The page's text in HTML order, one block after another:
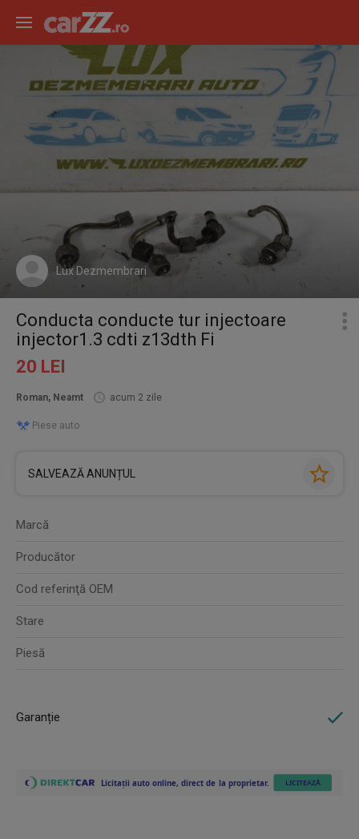
Lux Dezmembrari
Conducta conducte tur injectoare
injector1.3 cdti z13dth Fi
20 LEI
Roman, Neamt acum 2 zile
Piese auto
SALVEAZĂ ANUNȚUL
Marcă
Producător
Cod referinţă OEM
Stare
Piesă
Garanție